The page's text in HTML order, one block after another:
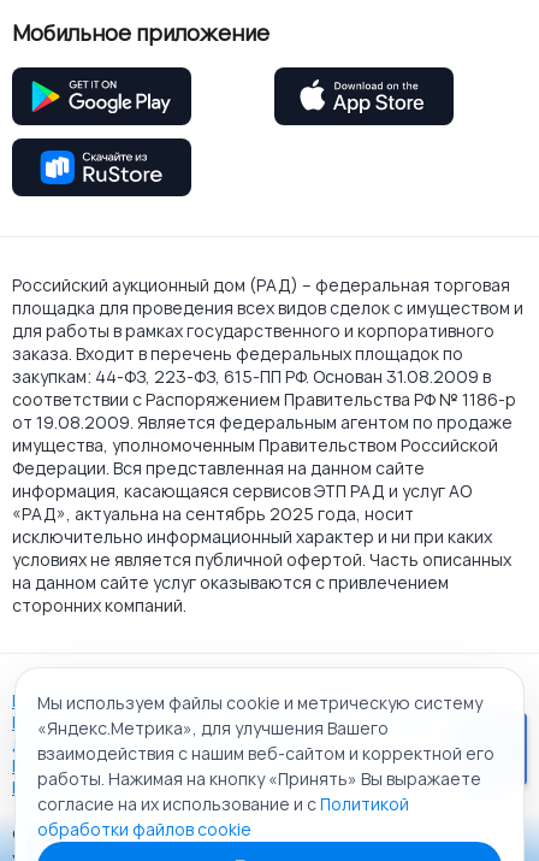
Мобильное приложение
Российский аукционный дом (РАД) – федеральная торговая
площадка для проведения всех видов сделок с имуществом и
для работы в рамках государственного и корпоративного
заказа. Входит в перечень федеральных площадок по
закупкам: 44-ФЗ, 223-ФЗ, 615-ПП РФ. Основан 31.08.2009 в
соответствии с Распоряжением Правительства РФ № 1186-р
от 19.08.2009. Является федеральным агентом по продаже
имущества, уполномоченным Правительством Российской
Федерации. Вся представленная на данном сайте
информация, касающаяся сервисов ЭТП РАД и услуг АО
«РАД», актуальна на сентябрь 2025 года, носит
исключительно информационный характер и ни при каких
условиях не является публичной офертой. Часть описанных
на данном сайте услуг оказываются с привлечением
сторонних компаний.
Пользовательское соглашение
Политика АО "РАД" в отношении обработки персональных
данных
Политика обработки файлов cookie
Карта сайта
© 2009 - 2026 АО «Российский аукционный дом»
Мы используем файлы cookie и метрическую систему
«Яндекс.Метрика», для улучшения Вашего
взаимодействия с нашим веб-сайтом и корректной его
работы. Нажимая на кнопку «Принять» Вы выражаете
согласие на их использование и сПолитикой
обработки файлов cookie
Приложение «РАД Каталог»